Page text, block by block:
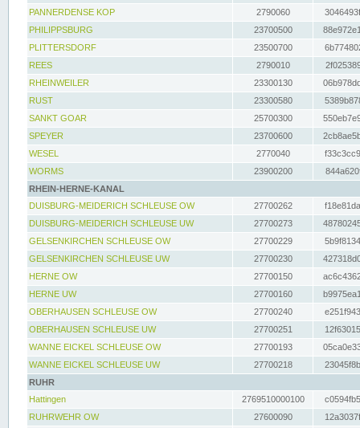
PANNERDENSE KOP
2790060
PHILIPPSBURG
23700500
PLITTERSDORF
23500700
REES
2790010
RHEINWEILER
23300130
RUST
23300580
SANKT GOAR
25700300
SPEYER
23700600
WESEL
2770040
WORMS
23900200
RHEIN-HERNE-KANAL
DUISBURG-MEIDERICH SCHLEUSE OW
27700262
DUISBURG-MEIDERICH SCHLEUSE UW
27700273
GELSENKIRCHEN SCHLEUSE OW
27700229
GELSENKIRCHEN SCHLEUSE UW
27700230
HERNE OW
27700150
HERNE UW
27700160
OBERHAUSEN SCHLEUSE OW
27700240
OBERHAUSEN SCHLEUSE UW
27700251
WANNE EICKEL SCHLEUSE OW
27700193
WANNE EICKEL SCHLEUSE UW
27700218
RUHR
Hattingen
2769510000100
RUHRWEHR OW
27600090